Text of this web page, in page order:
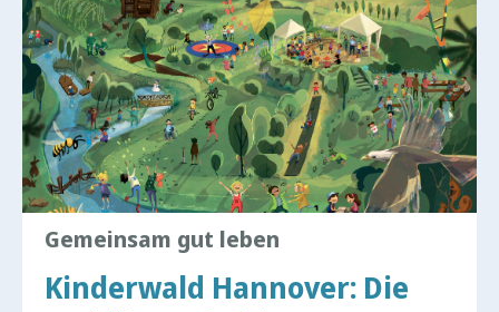
Gemeinsam gut leben
Kinderwald Hannover: Die